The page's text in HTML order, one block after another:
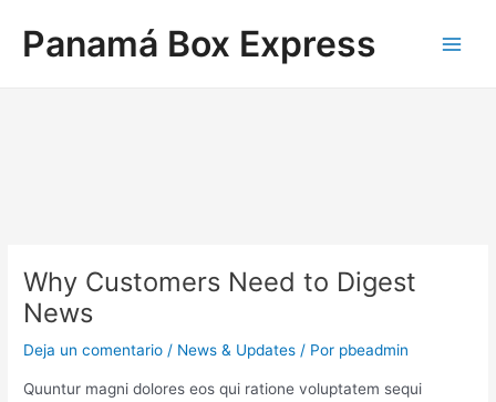
contenido
Panamá Box Express
Why Customers Need to Digest
News
Deja un comentario / News & Updates / Por pbeadmin
Quuntur magni dolores eos qui ratione voluptatem sequi
de
entradas